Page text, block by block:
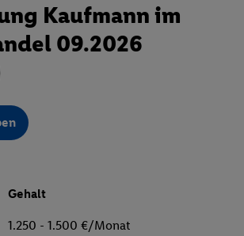
Kaufmann im
09.2026
Gehalt
1.250 - 1.500 €/Monat